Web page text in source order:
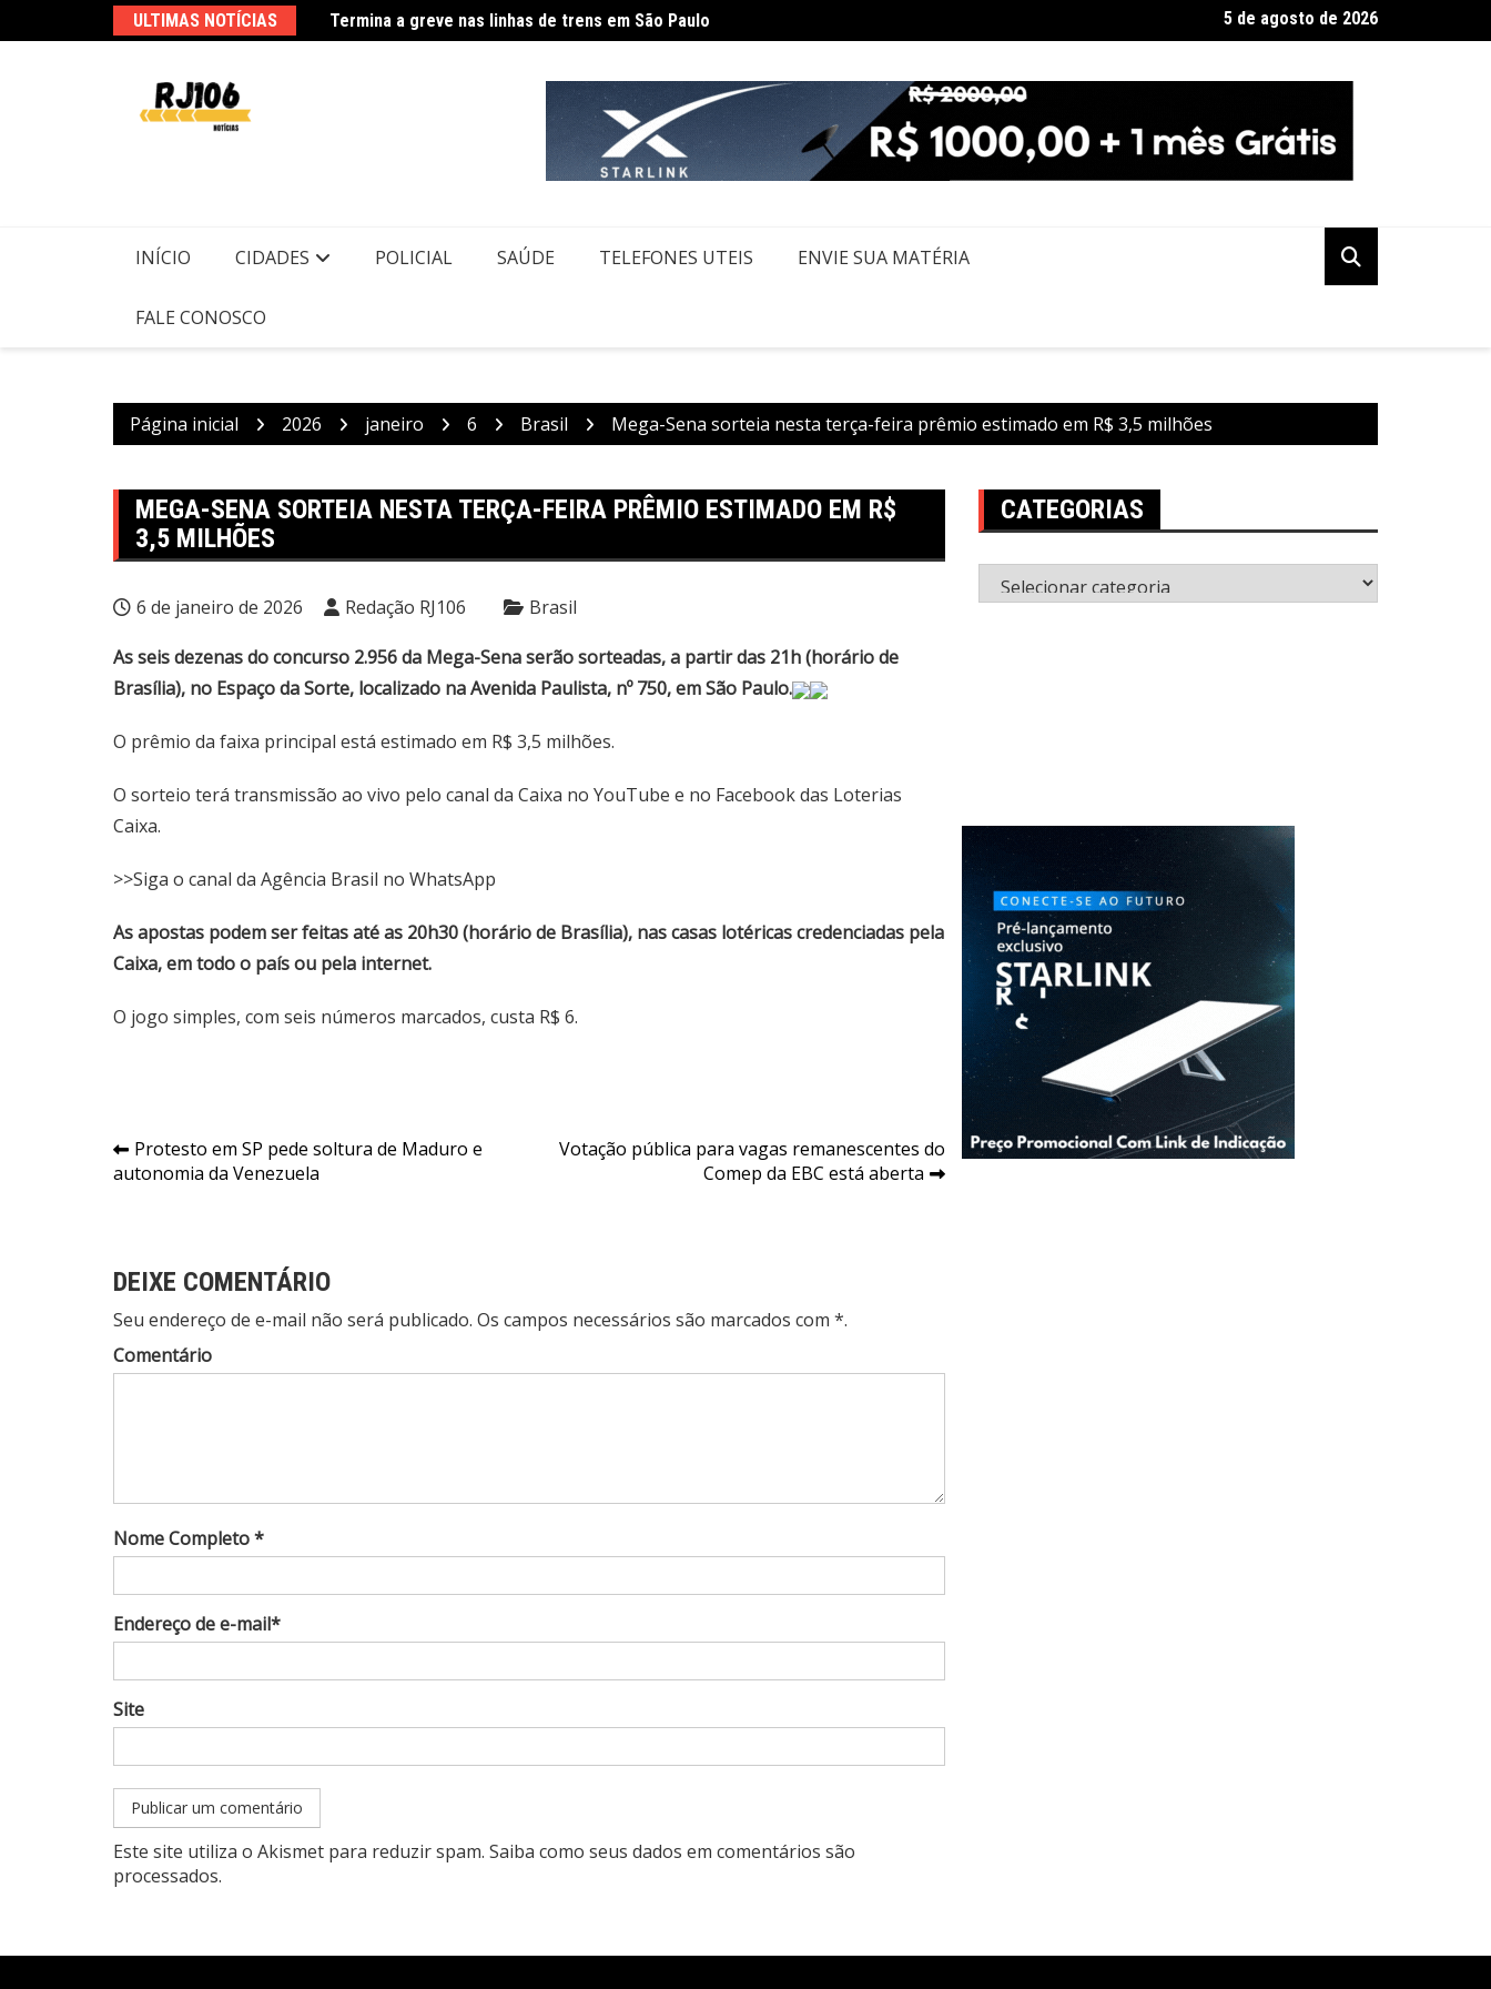
para
ULTIMAS NOTÍCIAS
dezenas de integrantes do CV Termina a greve nas linhas de trens em São Paulo Usuários de trens mudam rotina por causa de greve da CPTM
5 de agosto de 2026
INÍCIO CIDADES POLICIAL SAÚDE TELEFONES UTEIS ENVIE SUA MATÉRIA
FALE CONOSCO
Página inicial 2026 janeiro 6 Brasil Mega-Sena sorteia nesta terça-feira prêmio estimado em R$ 3,5 milhões
MEGA-SENA SORTEIA NESTA TERÇA-FEIRA PRÊMIO ESTIMADO EM R$
3,5 MILHÕES
6 de janeiro de 2026 Redação RJ106 Brasil
As seis dezenas do concurso 2.956 da Mega-Sena serão sorteadas, a partir das 21h (horário de
Brasília), no Espaço da Sorte, localizado na Avenida Paulista, nº 750, em São Paulo.
O prêmio da faixa principal está estimado em R$ 3,5 milhões.
O sorteio terá transmissão ao vivo pelo canal da Caixa no YouTube e no Facebook das Loterias
Caixa.
>>Siga o canal da Agência Brasil no WhatsApp
As apostas podem ser feitas até as 20h30 (horário de Brasília), nas casas lotéricas credenciadas pela
Caixa, em todo o país ou pela internet.
O jogo simples, com seis números marcados, custa R$ 6.
Navegação
de
Protesto em SP pede soltura de Maduro e
autonomia da Venezuela
Votação pública para vagas remanescentes do
Comep da EBC está aberta
DEIXE COMENTÁRIO
Seu endereço de e-mail não será publicado. Os campos necessários são marcados com *.
Comentário
Nome Completo *
Endereço de e-mail*
Site
Este site utiliza o Akismet para reduzir spam. Saiba como seus dados em comentários são
processados.
CATEGORIAS
Categorias